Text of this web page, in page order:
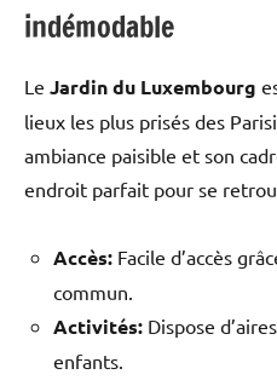
indémodable
Le Jardin du Luxembourg
lieux les plus prisés des
ambiance paisible et son
endroit parfait pour se
Accès: Facile d’accès
commun.
Activités: Dispose
enfants.